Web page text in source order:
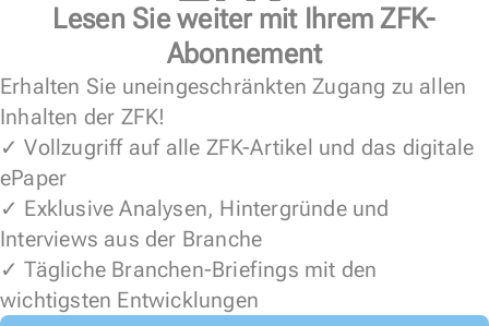
Lesen Sie weiter mit Ihrem ZFK-
Abonnement
Erhalten Sie uneingeschränkten Zugang zu allen
Inhalten der ZFK!
✓ Vollzugriff auf alle ZFK-Artikel und das digitale
ePaper
✓ Exklusive Analysen, Hintergründe und
Interviews aus der Branche
✓ Tägliche Branchen-Briefings mit den
wichtigsten Entwicklungen